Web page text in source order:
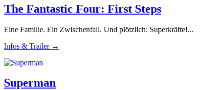
The Fantastic Four: First Steps
Eine Familie. Ein Zwischenfall. Und plötzlich: Superkräfte!...
Infos & Trailer →
Superman